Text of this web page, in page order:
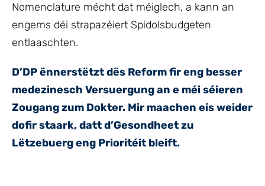
Nomenclature mécht dat méiglech, a kann an
engems déi strapazéiert Spidolsbudgeten
entlaaschten.
D’DP ënnerstëtzt dës Reform fir eng besser
medezinesch Versuergung an e méi séieren
Zougang zum Dokter. Mir maachen eis weider
dofir staark, datt d’Gesondheet zu
Lëtzebuerg eng Prioritéit bleift.